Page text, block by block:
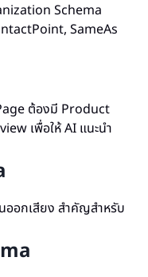
Schema
SameAs
ต้องมี Product
เพื่อให้ AI แนะนำ
ออกเสียง สำคัญสำหรับ